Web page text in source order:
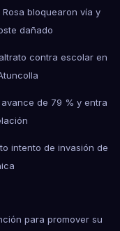
bloquearon vía y
dañado
contra escolar en
de 79 % y entra
intento de invasión de
para promover su